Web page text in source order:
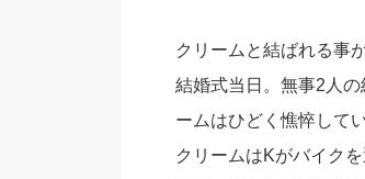
クリームと結ばれる事
結婚式当日。無事2人
ームはひどく憔悴して
クリームはKがバイク